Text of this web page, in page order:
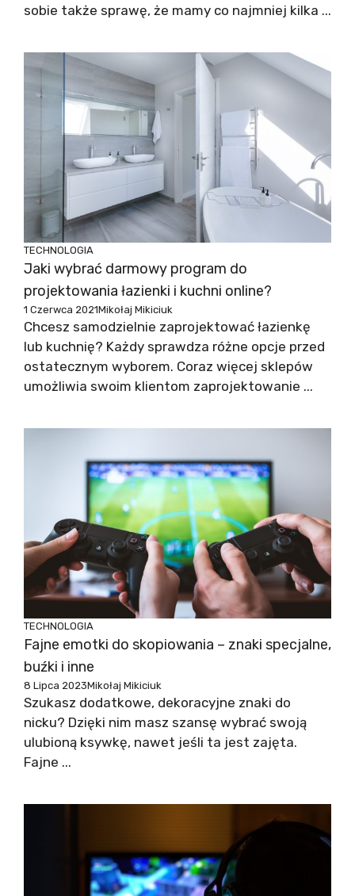
sobie także sprawę, że mamy co najmniej kilka ...
TECHNOLOGIA
Jaki wybrać darmowy program do
projektowania łazienki i kuchni online?
1 Czerwca 2021Mikołaj Mikiciuk
Chcesz samodzielnie zaprojektować łazienkę
lub kuchnię? Każdy sprawdza różne opcje przed
ostatecznym wyborem. Coraz więcej sklepów
umożliwia swoim klientom zaprojektowanie ...
TECHNOLOGIA
Fajne emotki do skopiowania – znaki specjalne,
buźki i inne
8 Lipca 2023Mikołaj Mikiciuk
Szukasz dodatkowe, dekoracyjne znaki do
nicku? Dzięki nim masz szansę wybrać swoją
ulubioną ksywkę, nawet jeśli ta jest zajęta.
Fajne ...